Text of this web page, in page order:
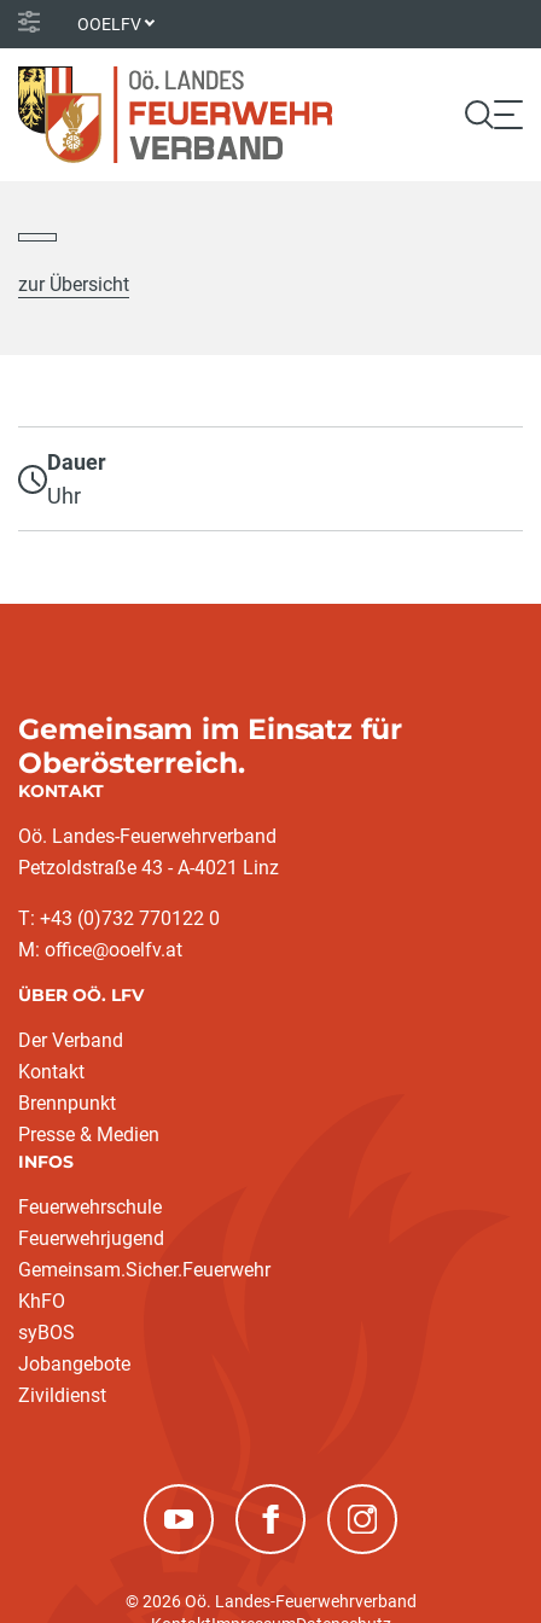
OOELFV
zur Übersicht
Dauer
Uhr
Gemeinsam im Einsatz für
Oberösterreich.
KONTAKT
Oö. Landes-Feuerwehrverband
Petzoldstraße 43 - A-4021 Linz
T: +43 (0)732 770122 0
M: office@ooelfv.at
ÜBER OÖ. LFV
Der Verband
Kontakt
Brennpunkt
Presse & Medien
INFOS
Feuerwehrschule
Feuerwehrjugend
Gemeinsam.Sicher.Feuerwehr
KhFO
syBOS
Jobangebote
Zivildienst
(neues Fenster)(neues Fenster)(neues Fenster)
© 2026 Oö. Landes-Feuerwehrverband